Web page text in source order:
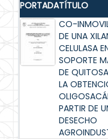
PORTADATÍTULO
CO-
DE UNA
CELULASA
SOPORTE
DE
LA
PARTIR DE
DESECHO